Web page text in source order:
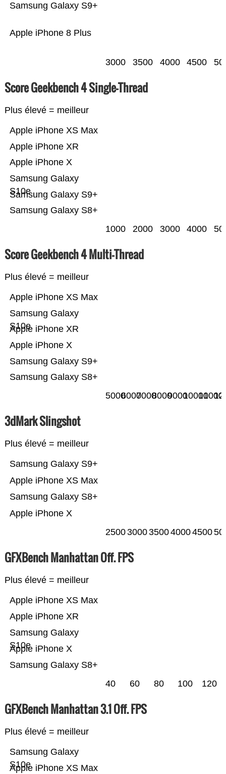
Apple iPhone 8 Plus
Samsung Galaxy S9+
3000 3500 4000 4500
Score Geekbench 4 Single-Thread
Plus élevé = meilleur
Samsung Galaxy S8+
Samsung Galaxy S9+
Samsung Galaxy
S10e
Apple iPhone X
Apple iPhone XR
Apple iPhone XS Max
1000 2000 3000 4000
Score Geekbench 4 Multi-Thread
Plus élevé = meilleur
Samsung Galaxy S8+
Samsung Galaxy S9+
Apple iPhone X
Apple iPhone XR
Samsung Galaxy
S10e
Apple iPhone XS Max
500060007000800090001000011000
3dMark Slingshot
Plus élevé = meilleur
Apple iPhone X
Samsung Galaxy S8+
Apple iPhone XS Max
Samsung Galaxy S9+
25003000350040004500
GFXBench Manhattan Off. FPS
Plus élevé = meilleur
Samsung Galaxy S8+
Apple iPhone X
Samsung Galaxy
S10e
Apple iPhone XR
Apple iPhone XS Max
40 60 80 100 120
GFXBench Manhattan 3.1 Off. FPS
Plus élevé = meilleur
Apple iPhone XS Max
Samsung Galaxy
S10e